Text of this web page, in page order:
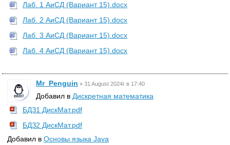
Лаб. 1 АиСД (Вариант 15).docx
Лаб. 2 АиСД (Вариант 15).docx
Лаб. 3 АиСД (Вариант 15).docx
Лаб. 4 АиСД (Вариант 15).docx
Mr_Penguin » 31 August 2024г в 17:40
Добавил в Дискретная математика
БДЗ1 ДискМат.pdf
БДЗ2 ДискМат.pdf
Добавил в Основы языка Java